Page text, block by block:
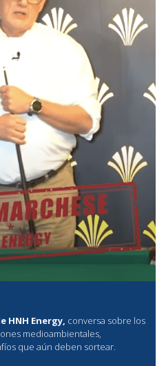
HNH Energy, conversa sobre los
medioambientales,
que aún deben sortear.